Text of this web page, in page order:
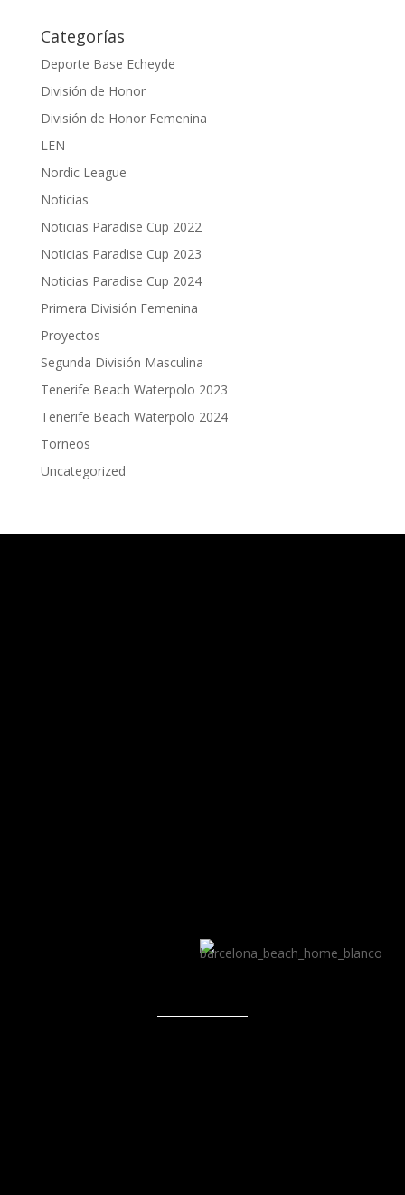
Categorías
Deporte Base Echeyde
División de Honor
División de Honor Femenina
LEN
Nordic League
Noticias
Noticias Paradise Cup 2022
Noticias Paradise Cup 2023
Noticias Paradise Cup 2024
Primera División Femenina
Proyectos
Segunda División Masculina
Tenerife Beach Waterpolo 2023
Tenerife Beach Waterpolo 2024
Torneos
Uncategorized